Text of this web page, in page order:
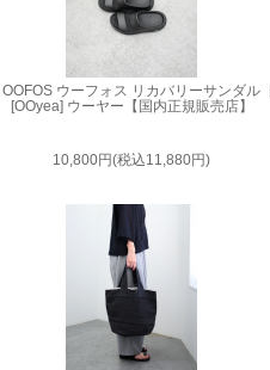
OOFOS ウーフォス リカバリーサンダル
[OOyea] ウーヤー【国内正規販売店】
10,800円(税込11,880円)